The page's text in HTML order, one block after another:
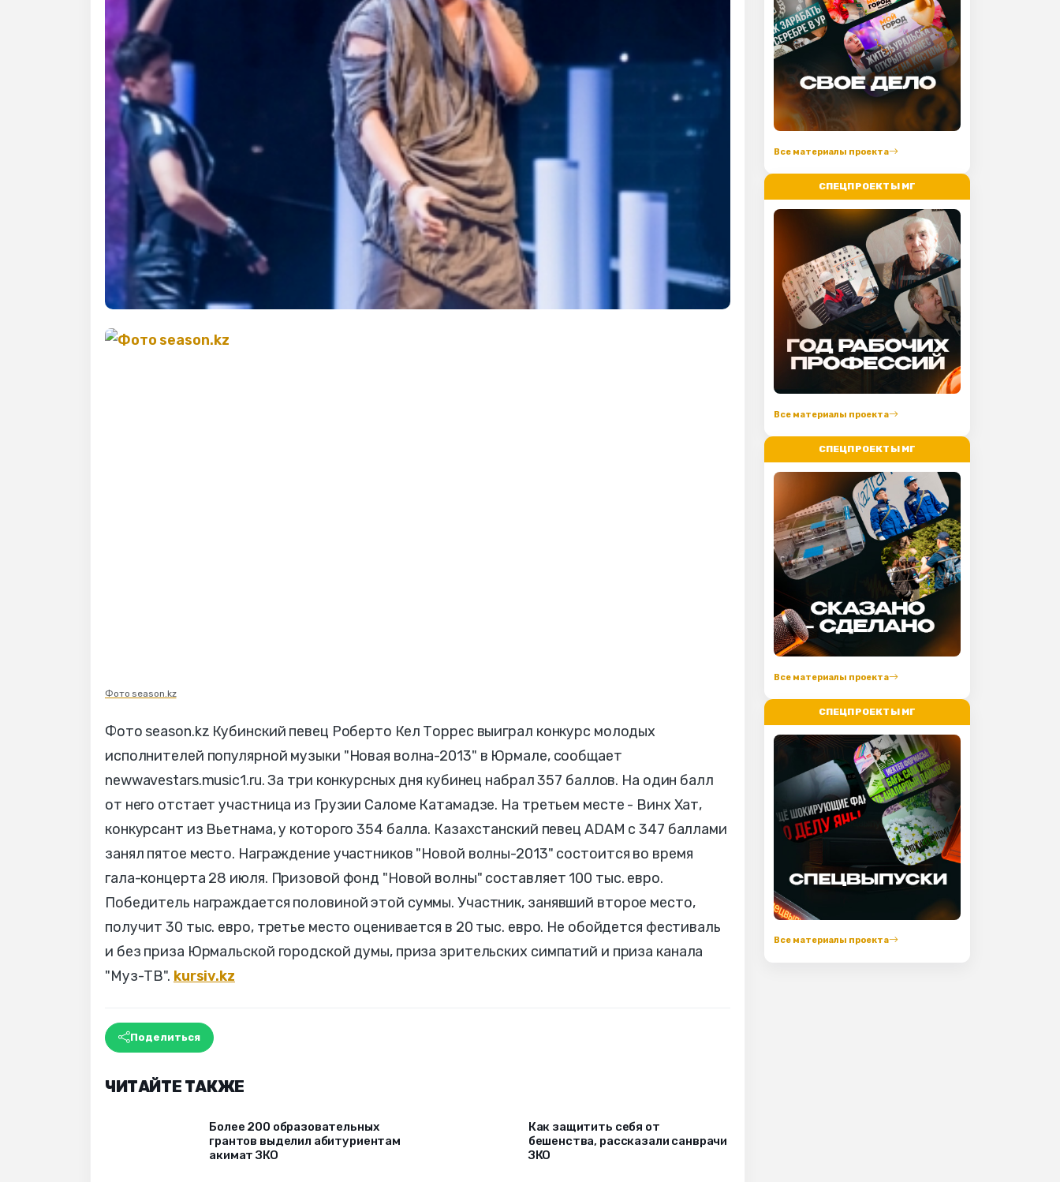
Фото season.kz
Фото season.kz Кубинский певец Роберто Кел Торрес выиграл конкурс молодых
исполнителей популярной музыки "Новая волна-2013" в Юрмале, сообщает
newwavestars.music1.ru. За три конкурсных дня кубинец набрал 357 баллов. На один балл
от него отстает участница из Грузии Саломе Катамадзе. На третьем месте - Винх Хат,
конкурсант из Вьетнама, у которого 354 балла. Казахстанский певец ADAM с 347 баллами
занял пятое место. Награждение участников "Новой волны-2013" состоится во время
гала-концерта 28 июля. Призовой фонд "Новой волны" составляет 100 тыс. евро.
Победитель награждается половиной этой суммы. Участник, занявший второе место,
получит 30 тыс. евро, третье место оценивается в 20 тыс. евро. Не обойдется фестиваль
и без приза Юрмальской городской думы, приза зрительских симпатий и приза канала
"Муз-ТВ". kursiv.kz
Поделиться
ЧИТАЙТЕ ТАКЖЕ
Более 200 образовательных
грантов выделил абитуриентам
акимат ЗКО
Как защитить себя от
бешенства, рассказали санврачи
ЗКО
Все материалы проекта
СПЕЦПРОЕКТЫ МГ
Все материалы проекта
СПЕЦПРОЕКТЫ МГ
Все материалы проекта
СПЕЦПРОЕКТЫ МГ
Все материалы проекта